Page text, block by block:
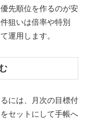
先順位を作るのが安
狙いは倍率や特別
運用します。
には、月次の目標付
セットにして手帳へ